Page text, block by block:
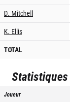
D. Mitchell
K. Ellis
TOTAL
Statistiques
Joueur